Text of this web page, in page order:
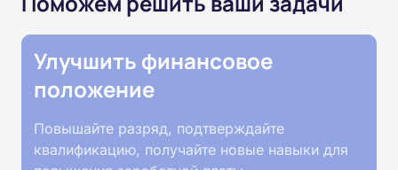
соответствующего разряда.
Пройти обучение и получить удостоверение
можно на базе неполного и полного среднего
образования (9 или 11 классов).
Обучение проводится дистанционно на
собственной интернет-платформе Академии.
Улучшить финансовое
положение
Повышайте разряд, подтверждайте
квалификацию, получайте новые навыки для